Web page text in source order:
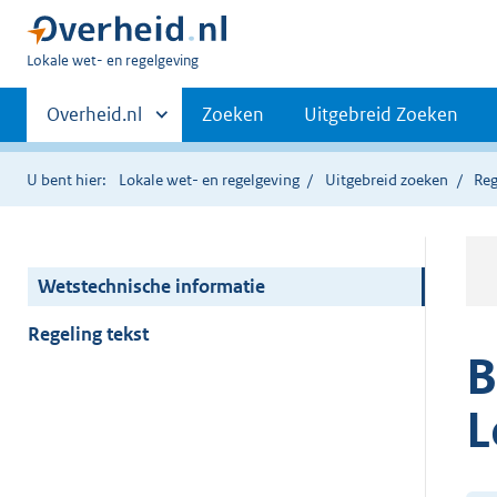
U
hier:
Lokale wet- en regelgeving
Primaire
navigatie
Andere
sites
binnen
Overheid.nl Zoeken Uitgebreid Zoeken
U bent hier: Lokale wet- en regelgeving Uitgebreid zoeken
Wetstechnische informatie
Regeling tekst